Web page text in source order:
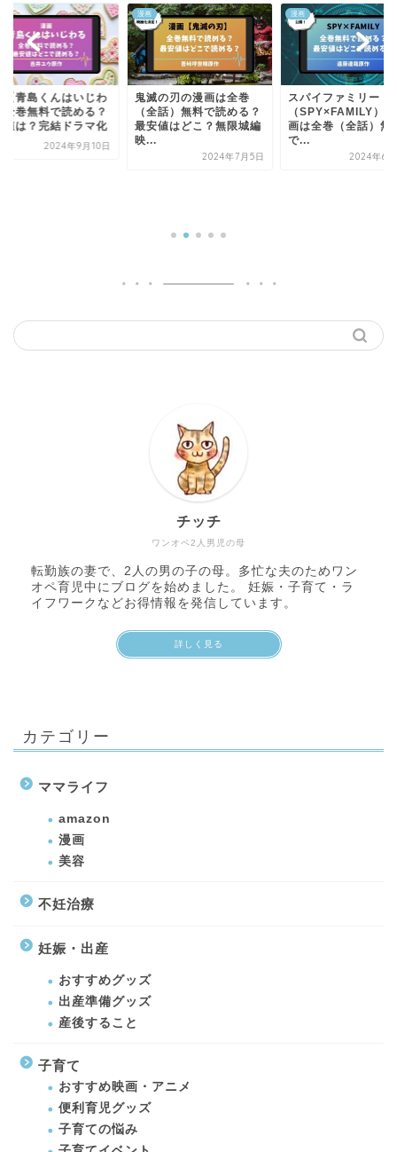
の刃の漫画は全巻
話）無料で読める？
値はどこ？無限城編
漫画
スパイファミリー
（SPY×FAMILY）の漫
画は全巻（全話）無料
で...
2024年6月26日
漫画
漫画【うるわしの宵
月】無料で読める？
値は？最新刊は8巻
ワンオペ2人男児の母
チッチ
転勤族の妻で、2人の男の子の母。多忙な夫のためワン
オペ育児中にブログを始めました。 妊娠・子育て・ラ
イフワークなどお得情報を発信しています。
詳しく見る
カテゴリー
ママライフ
amazon
漫画
美容
不妊治療
妊娠・出産
おすすめグッズ
出産準備グッズ
産後すること
子育て
おすすめ映画・アニメ
便利育児グッズ
子育ての悩み